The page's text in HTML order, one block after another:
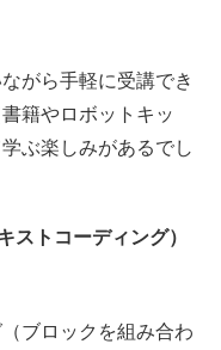
がら手軽に受講でき
籍やロボットキッ
ぶ楽しみがあるでし
ストコーディング）
ブロックを組み合わ